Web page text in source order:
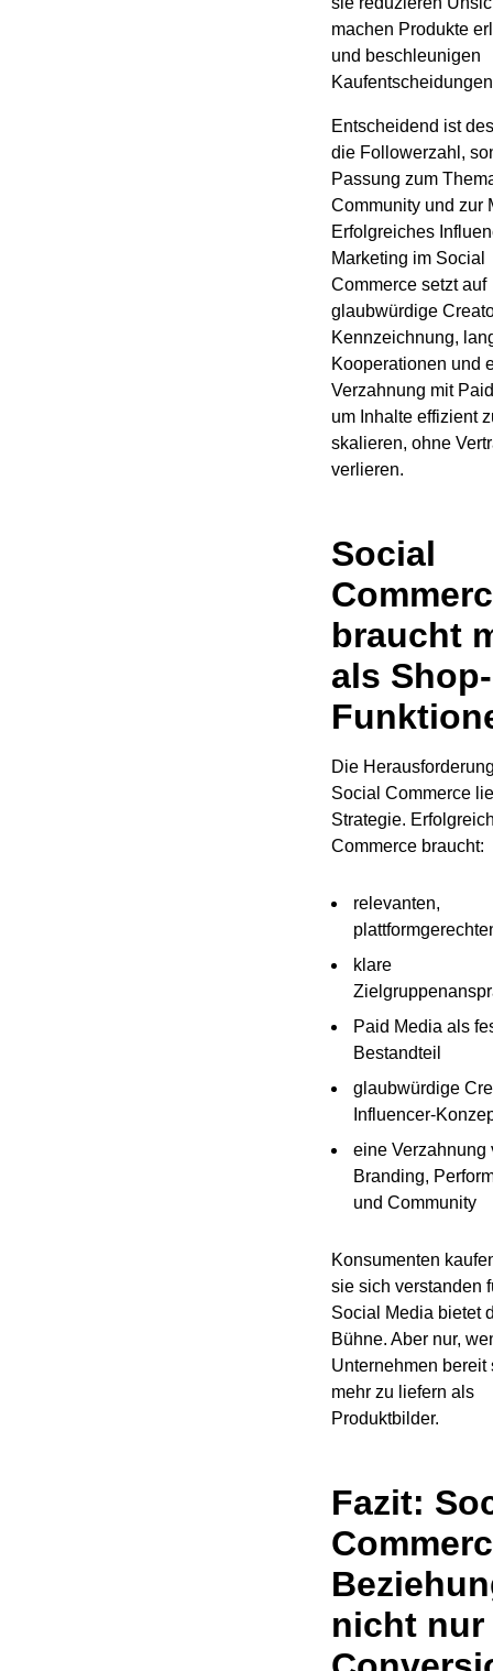
machen Produkte
und beschleunigen
Entscheidend ist
die Followerzahl,
Passung zum
Community und zur
Erfolgreiches
Marketing im Social
Commerce setzt auf
glaubwürdige
Kennzeichnung,
Kooperationen und
Verzahnung mit
um Inhalte effizient
skalieren, ohne
verlieren.
Social
braucht
als Shop-
Die
Social Commerce
Strategie.
Commerce braucht:
relevanten,
klare
Paid Media als
Bestandteil
glaubwürdige
Influencer-
eine Verzahnung
Branding,
und Community
Konsumenten
sie sich verstanden
Social Media bietet
Bühne. Aber nur,
Unternehmen bereit
mehr zu liefern als
Produktbilder.
Fazit:
nicht nur